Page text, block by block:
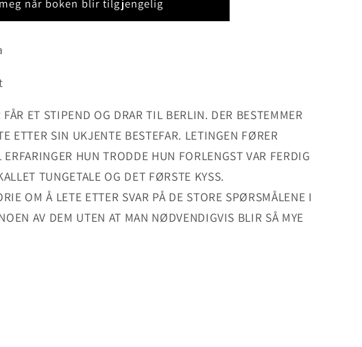
når boken blir tilgjengelig
ET STIPEND OG DRAR TIL BERLIN. DER BESTEMMER
ETTER SIN UKJENTE BESTEFAR. LETINGEN FØRER
HUN TRODDE HUN FORLENGST VAR FERDIG
TUNGETALE OG DET FØRSTE KYSS.
OM Å LETE ETTER SVAR PÅ DE STORE SPØRSMÅLENE I
AV DEM UTEN AT MAN NØDVENDIGVIS BLIR SÅ MYE